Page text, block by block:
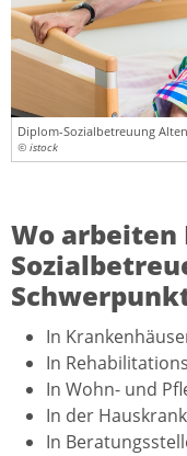
Diplom-Sozialbetreuung
© istock
Wo arbeiten
In
In
In Wohn- und
In der
In